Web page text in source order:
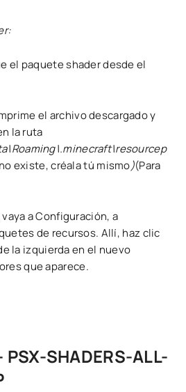
el paquete shader desde el
el archivo descargado y
la ruta
existe, créala tú mismo)(Para
a Configuración, a
de recursos. Allí, haz clic
la izquierda en el nuevo
que aparece.
PSX-SHADERS-ALL-